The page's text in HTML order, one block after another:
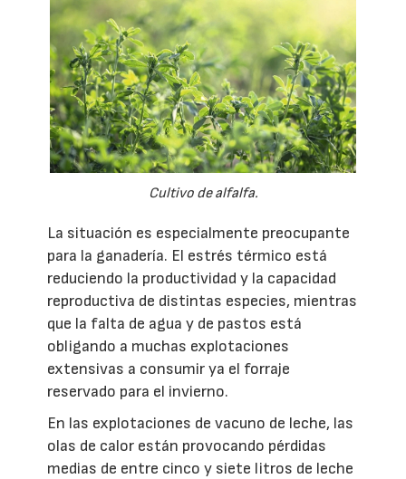
Cultivo de alfalfa.
La situación es especialmente preocupante
para la ganadería. El estrés térmico está
reduciendo la productividad y la capacidad
reproductiva de distintas especies, mientras
que la falta de agua y de pastos está
obligando a muchas explotaciones
extensivas a consumir ya el forraje
reservado para el invierno.
En las explotaciones de vacuno de leche, las
olas de calor están provocando pérdidas
medias de entre cinco y siete litros de leche